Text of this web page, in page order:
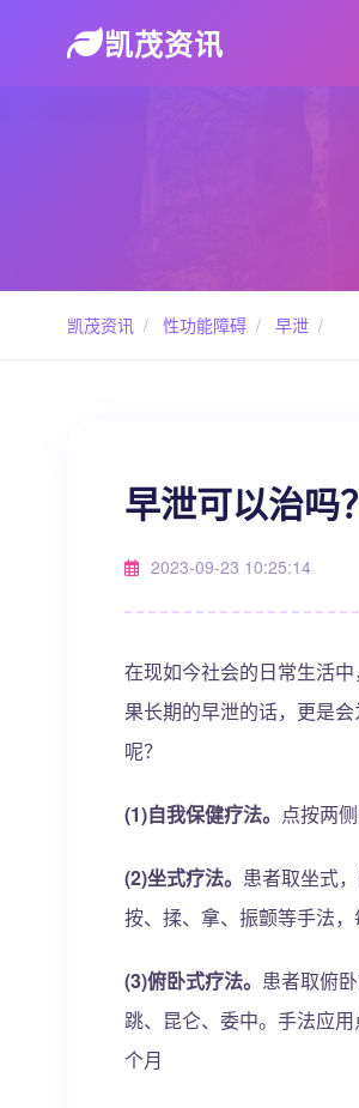
凯茂资讯
凯茂资讯 / 性功能障碍 / 早泄 /
早泄可以治吗
2023-09-23 10:25:14
在现如今社会的日常生活
果长期的早泄的话，更是
呢？
(1)自我保健疗法。 点按两
(2)坐式疗法。 患者取坐式
按、揉、拿、振颤等手法
(3)俯卧式疗法。 患者取俯
跳、昆仑、委中。手法应
个月